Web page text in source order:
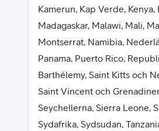
Kamerun, Kap Verde,
Madagaskar, Malawi, Mali,
Montserrat, Namibia,
Panama, Puerto Rico,
Barthélemy, Saint Kitts och
Saint Vincent och
Seychellerna, Sierra Leone,
Sydafrika, Sydsudan,